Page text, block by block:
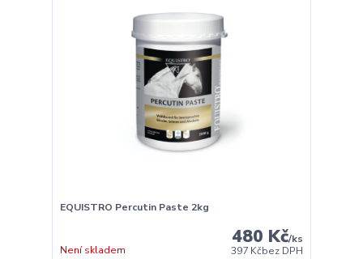
EQUISTRO Percutin Paste 2kg
480 Kč/ks
397 Kčbez DPH
Není skladem